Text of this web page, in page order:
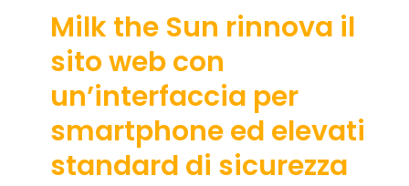
Milk the Sun rinnova il
sito web con
un’interfaccia per
smartphone ed elevati
standard di sicurezza